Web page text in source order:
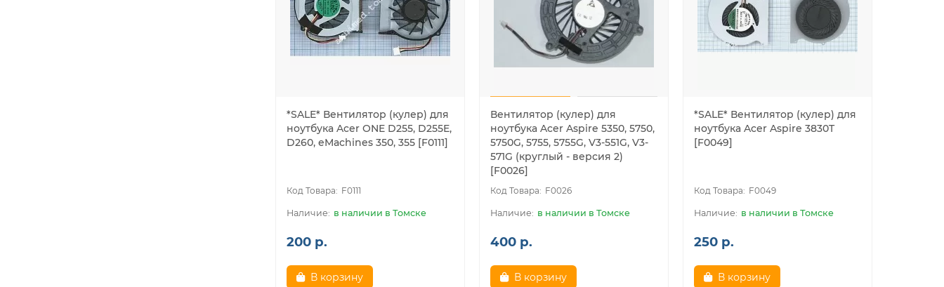
*SALE* Вентилятор (кулер) для
ноутбука Acer ONE D255, D255E,
D260, eMachines 350, 355 [F0111]
F0111
в наличии в Томске
200 р.
В корзину
Вентилятор (кулер) для
ноутбука Acer Aspire 5350, 5750,
5750G, 5755, 5755G, V3-551G, V3-
571G (круглый - версия 2)
[F0026]
F0026
в наличии в Томске
400 р.
В корзину
*SALE* Вентилятор (кулер) для
ноутбука Acer Aspire 3830T
[F0049]
F0049
в наличии в Томске
250 р.
В корзину